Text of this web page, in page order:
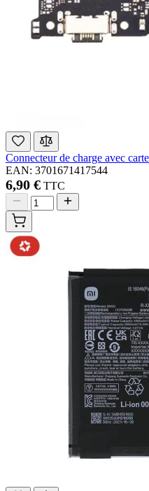
Connecteur de charge avec
EAN: 3701671417544
6,90 € TTC